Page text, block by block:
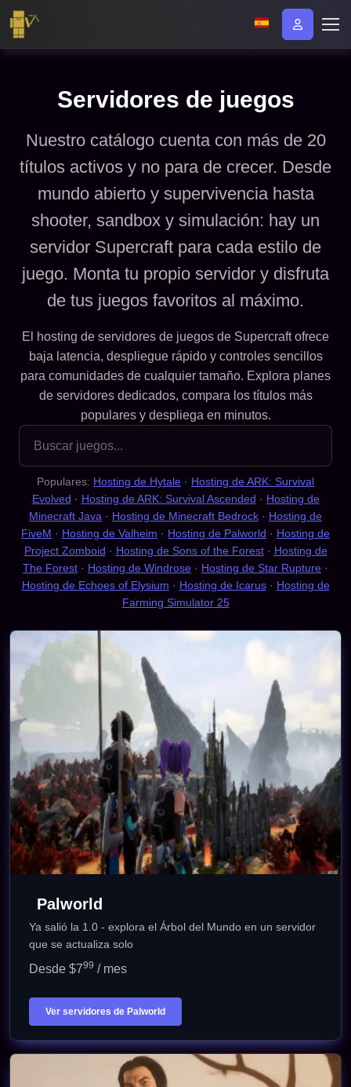
Servidores de juegos
Nuestro catálogo cuenta con más de 20
títulos activos y no para de crecer. Desde
mundo abierto y supervivencia hasta
shooter, sandbox y simulación: hay un
servidor Supercraft para cada estilo de
juego. Monta tu propio servidor y disfruta
de tus juegos favoritos al máximo.
El hosting de servidores de juegos de Supercraft ofrece
baja latencia, despliegue rápido y controles sencillos
para comunidades de cualquier tamaño. Explora planes
de servidores dedicados, compara los títulos más
populares y despliega en minutos.
Buscar juegos
Populares: Hosting de Hytale · Hosting de ARK: Survival
Evolved · Hosting de ARK: Survival Ascended · Hosting de
Minecraft Java · Hosting de Minecraft Bedrock · Hosting de
FiveM · Hosting de Valheim · Hosting de Palworld · Hosting de
Project Zomboid · Hosting de Sons of the Forest· Hosting de
The Forest · Hosting de Windrose · Hosting de Star Rupture ·
Hosting de Echoes of Elysium · Hosting de Icarus· Hosting de
Farming Simulator 25
Palworld
Ya salió la 1.0 - explora el Árbol del Mundo en un servidor
que se actualiza solo
Desde $799 / mes
Ver servidores de Palworld